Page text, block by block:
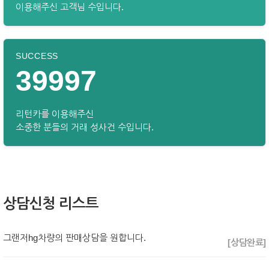
이용해주신 고객님 수입니다.
SUCCESS
39997
리턴카를 이용해주신
소중한 분들의 거래 성사건 수입니다.
상담신청 리스트
그랜저hg차량의 판매상담을 원합니다. [상담완료]